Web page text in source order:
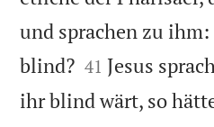
und sprachen zu
blind?
41 Jesus
ihr blind wärt, so